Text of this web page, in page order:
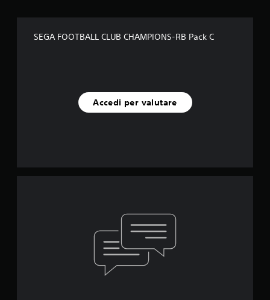
SEGA FOOTBALL CLUB CHAMPIONS-RB Pack C
Accedi per valutare